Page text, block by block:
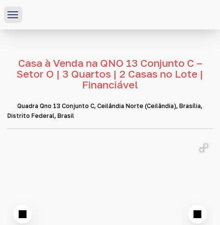
Casa à Venda na QNO 13 Conjunto C –
Setor O | 3 Quartos | 2 Casas no Lote |
Financiável
Quadra Qno 13 Conjunto C, Ceilândia Norte (Ceilândia), Brasília,
Distrito Federal, Brasil